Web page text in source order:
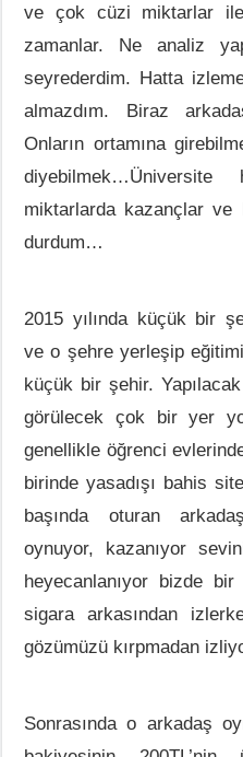
ve çok cüzi miktarlar ile
zamanlar. Ne analiz
seyrederdim. Hatta
almazdım. Biraz
Onların ortamına
miktarlarda kazançlar ve
durdum…
2015 yılında küçük bir
ve o şehre yerleşip
küçük bir şehir.
görülecek çok bir yer
genellikle öğrenci
birinde yasadışı bahis
başında oturan
oynuyor, kazanıyor
heyecanlanıyor bizde
sigara arkasından
gözümüzü kırpmadan
Sonrasında o arkadaş